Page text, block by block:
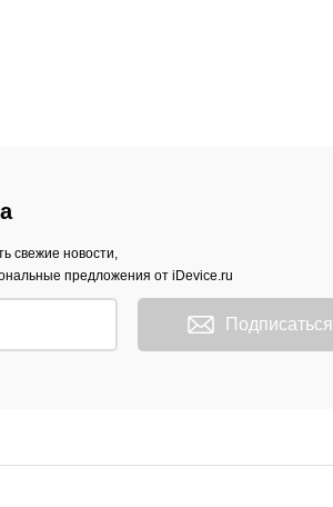
свежие новости,
предложения от iDevice.ru
Подписаться